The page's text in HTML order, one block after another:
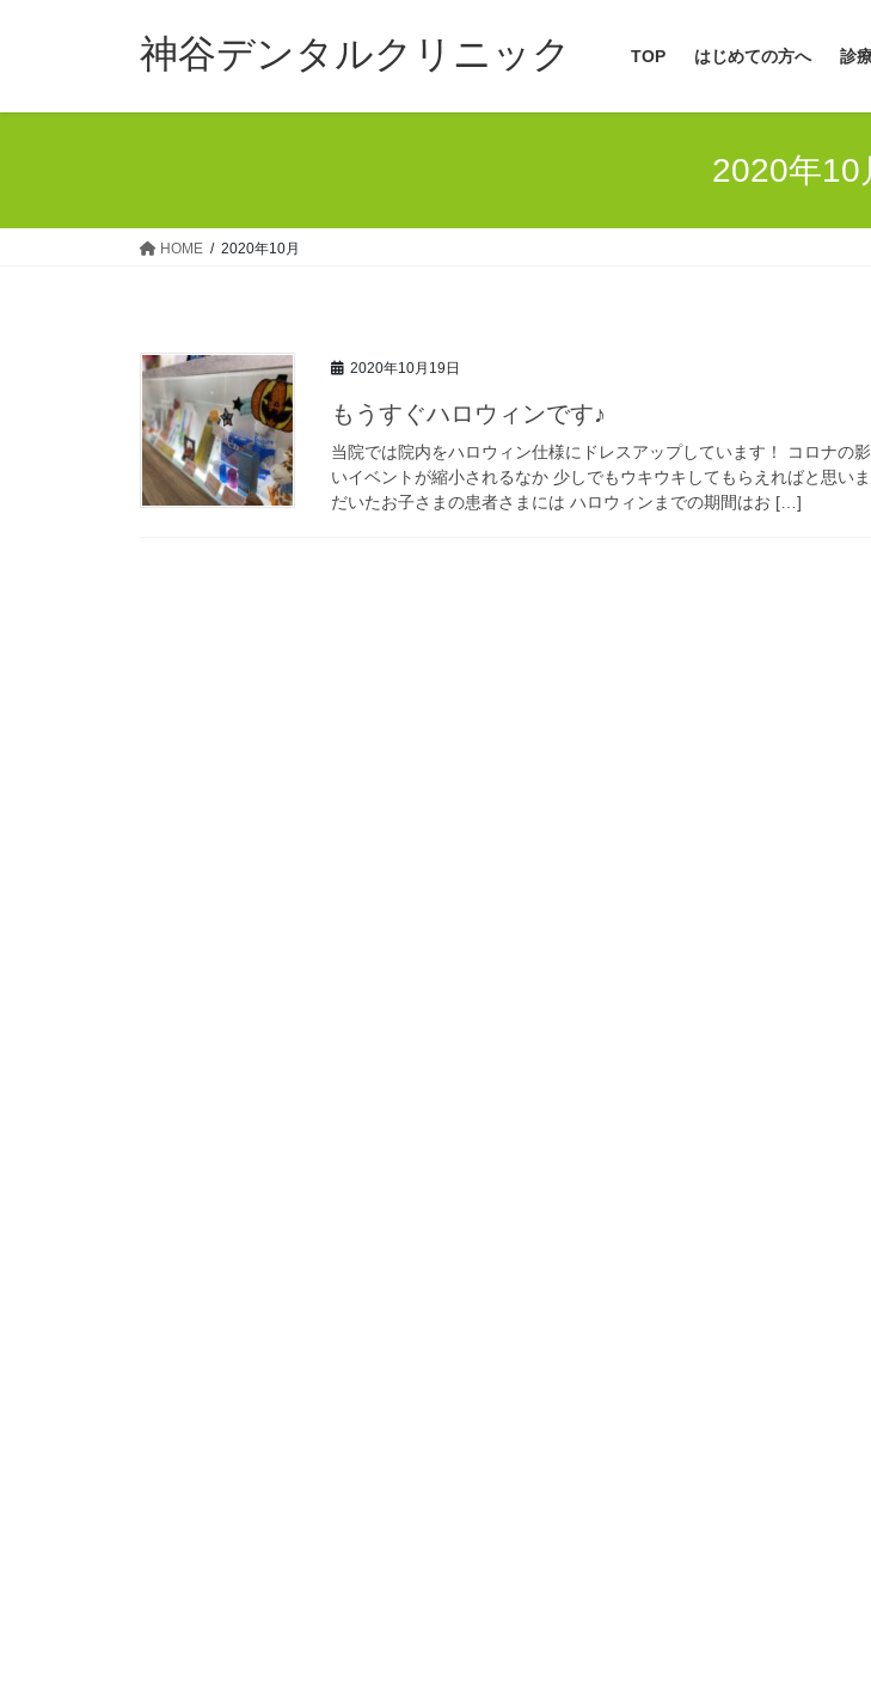
神谷デンタルクリニック TOP はじめての方へ 診
2020年10
HOME 2020年10月
2020年10月19日
もうすぐハロウィンです♪
当院では院内をハロウィン仕様にドレスアップしています！ コロナの
いイベントが縮小されるなか 少しでもウキウキしてもらえればと思い
だいたお子さまの患者さまには ハロウィンまでの期間はお […]